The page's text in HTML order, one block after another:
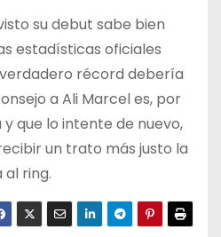
su debut sabe bien
estadísticas oficiales
récord debería
a Ali Marcel es, por
que lo intente de nuevo,
un trato más justo la
al ring.